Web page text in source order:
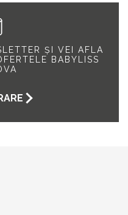
ȘI VEI AFLA
BABYLISS